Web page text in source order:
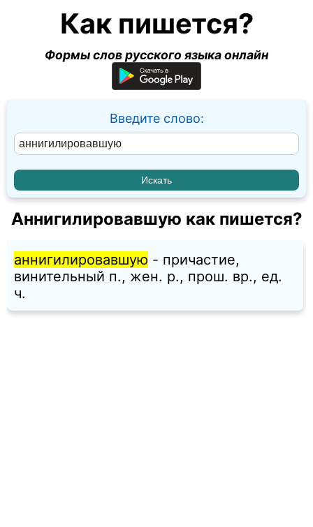
Как пишется?
Формы слов русского языка онлайн
Введите слово:
Аннигилировавшую как пишется?
аннигилировавшую - причастие,
винительный п., жен. p., прош. вр., ед.
ч.